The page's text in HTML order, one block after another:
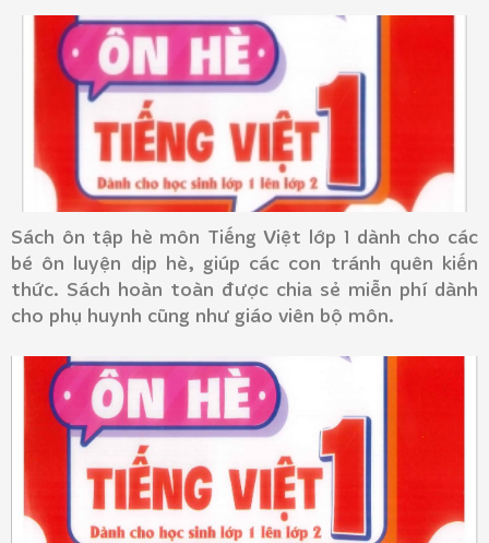
Sách ôn tập hè môn Tiếng Việt lớp 1 dành cho các
bé ôn luyện dịp hè, giúp các con tránh quên kiến
thức. Sách hoàn toàn được chia sẻ miễn phí dành
cho phụ huynh cũng như giáo viên bộ môn.